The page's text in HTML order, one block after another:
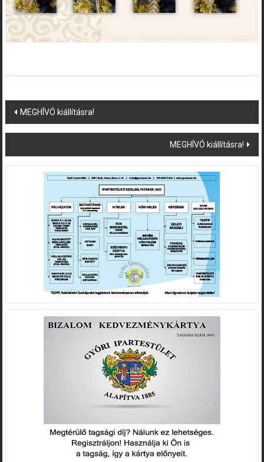
Post
navigation
MEGHÍVÓ kiállításra!
MEGHÍVÓ kiállításra!